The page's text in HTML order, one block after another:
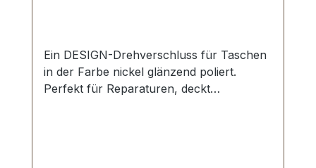
Ein DESIGN-Drehverschluss für Taschen
in der Farbe nickel glänzend poliert.
Perfekt für Reparaturen, deckt